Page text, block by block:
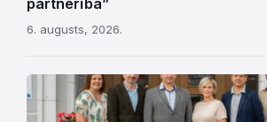
6. augusts, 2026.